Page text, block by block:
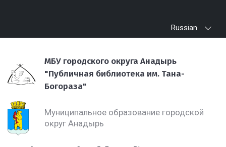
Russian
МБУ городского округа Анадырь
"Публичная библиотека им. Тана-
Богораза"
Муниципальное образование городской
округ Анадырь